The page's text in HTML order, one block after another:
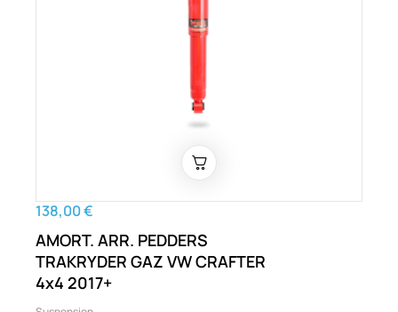
138,00 €
AMORT. ARR. PEDDERS
TRAKRYDER GAZ VW CRAFTER
4x4 2017+